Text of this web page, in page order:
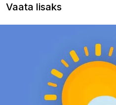
Vaata lisaks